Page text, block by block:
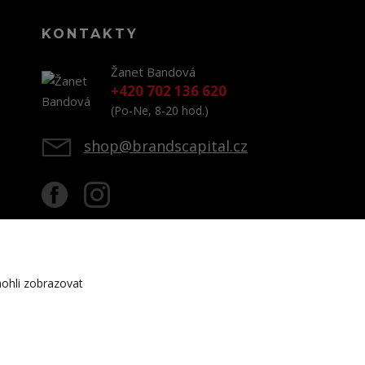
KONTAKTY
Žanet Bandová
+420 702 136 620
(Po-Ne, 8-20 hod.)
shop@brandscapital.cz
zobrazovat